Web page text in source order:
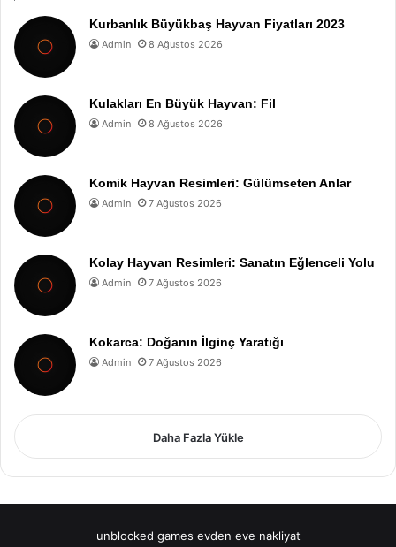
Kurbanlık Büyükbaş Hayvan Fiyatları 2023
Admin 8 Ağustos 2026
Kulakları En Büyük Hayvan: Fil
Admin 8 Ağustos 2026
Komik Hayvan Resimleri: Gülümseten Anlar
Admin 7 Ağustos 2026
Kolay Hayvan Resimleri: Sanatın Eğlenceli Yolu
Admin 7 Ağustos 2026
Kokarca: Doğanın İlginç Yaratığı
Admin 7 Ağustos 2026
Daha Fazla Yükle
unblocked games evden eve nakliyat